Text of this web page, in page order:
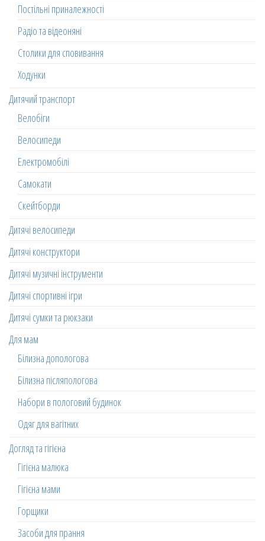
Постільні приналежності
Радіо та відеоняні
Столики для сповивання
Ходунки
Дитячий транспорт
Велобіги
Велосипеди
Електромобілі
Самокати
Скейтборди
Дитячі велосипеди
Дитячі конструктори
Дитячі музичні інструменти
Дитячі спортивні ігри
Дитячі сумки та рюкзаки
Для мам
Білизна допологова
Білизна післяпологова
Набори в пологовий будинок
Одяг для вагітних
Догляд та гігієна
Гігієна малюка
Гігієна мами
Горщики
Засоби для прання